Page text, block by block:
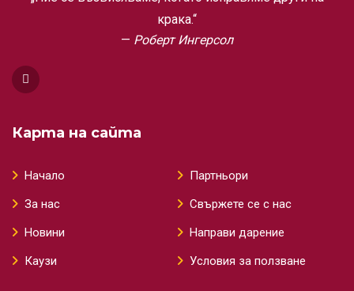
крака.“
Роберт Ингерсол
Карта на сайта
Начало
За нас
Новини
Каузи
Партньори
Свържете се с нас
Направи дарение
Условия за ползване